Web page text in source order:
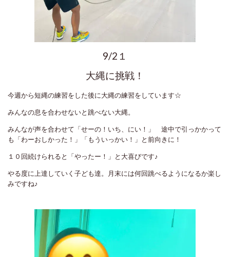
9/2１
大縄に挑戦！
今週から短縄の練習をした後に大縄の練習をしています☆
みんなの息を合わせないと跳べない大縄。
みんなが声を合わせて「せーの！いち、にい！」 途中で引っかかって
も「わーおしかった！」「もういっかい！」と前向きに！
１０回続けられると「やったー！」と大喜びです♪
やる度に上達していく子ども達。月末には何回跳べるようになるか楽し
みですね♪